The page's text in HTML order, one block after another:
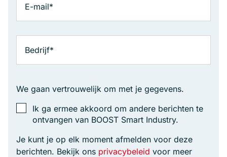
We gaan vertrouwelijk om met je gegevens.
Ik ga ermee akkoord om andere berichten te
ontvangen van BOOST Smart Industry.
Je kunt je op elk moment afmelden voor deze
berichten. Bekijk ons privacybeleid voor meer